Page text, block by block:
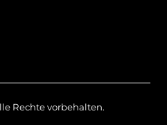
Rechte vorbehalten.